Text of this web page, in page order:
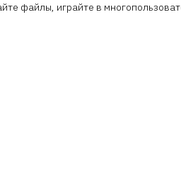
файлы, играйте в